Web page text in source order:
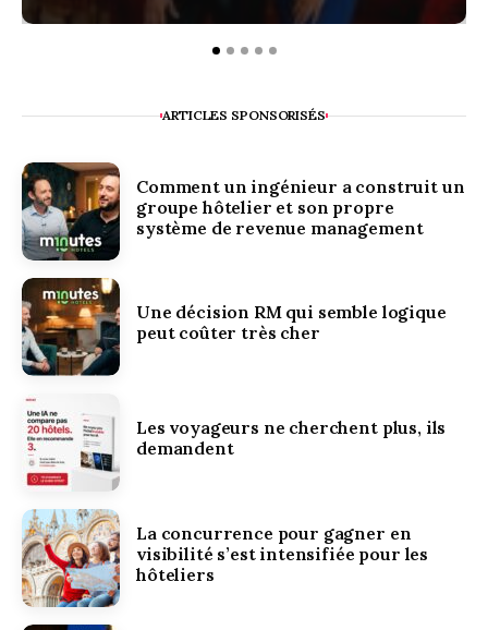
ARTICLES SPONSORISÉS
Comment un ingénieur a construit un
groupe hôtelier et son propre
système de revenue management
Une décision RM qui semble logique
peut coûter très cher
Les voyageurs ne cherchent plus, ils
demandent
La concurrence pour gagner en
visibilité s’est intensifiée pour les
hôteliers